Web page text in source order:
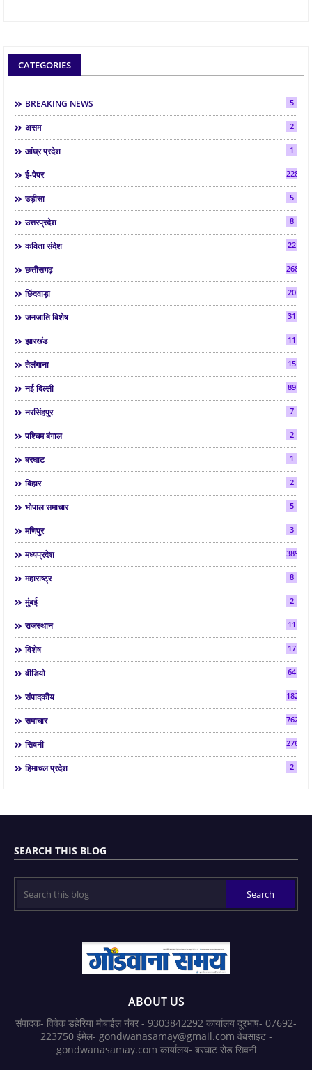
CATEGORIES
BREAKING NEWS 5
असम 2
आंध्र प्रदेश 1
ई-पेपर 2286
उड़ीसा 5
उत्तरप्रदेश 8
कविता संदेश 22
छत्तीसगढ़ 268
छिंदवाड़ा 20
जनजाति विशेष 31
झारखंड 11
तेलंगाना 15
नई दिल्ली 89
नरसिंहपुर 7
पश्चिम बंगाल 2
बरघाट 1
बिहार 2
भोपाल समाचार 5
मणिपुर 3
मध्यप्रदेश 3892
महाराष्ट्र 8
मुंबई 2
राजस्थान 11
विशेष 17
वीडियो 64
संपादकीय 182
समाचार 7624
सिवनी 2763
हिमाचल प्रदेश 2
SEARCH THIS BLOG
ABOUT US
संपादक- विवेक डहेरिया मोबाईल नंबर - 9303842292 कार्यालय दूरभाष- 07692-
223750 ईमेल- gondwanasamay@gmail.com वेबसाइट -
gondwanasamay.com कार्यालय- बरघाट रोड सिवनी